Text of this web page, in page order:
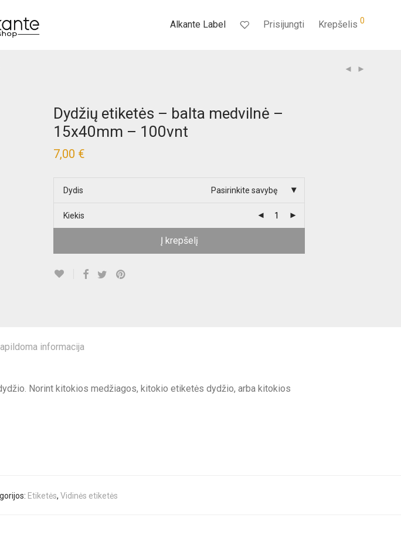
Alkante Label Prisijungti Krepšelis 0
Dydžių etiketės – balta medvilnė –
15x40mm – 100vnt
7,00 €
Dydis Pasirinkite savybę
Kiekis
Į krepšelį
informacija
Norint kitokios medžiagos, kitokio etiketės dydžio, arba kitokios
Etiketės, Vidinės etiketės